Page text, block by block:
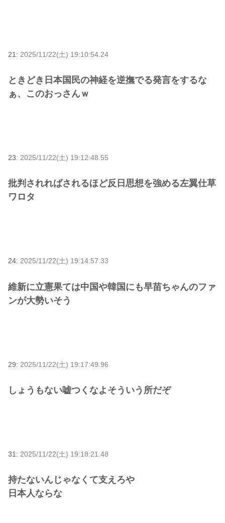
21: 2025/11/22(土) 19:10:54.24
ときどき日本国民の神経を逆撫でる発言をするな
ぁ、このおっさんｗ
23: 2025/11/22(土) 19:12:48.55
批判されればされるほど反日思想を強める左翼仕草
ワロタ
24: 2025/11/22(土) 19:14:57.33
維新に立憲果ては中国や韓国にも早苗ちゃんのファ
ンが大勢いそう
29: 2025/11/22(土) 19:17:49.96
しょうもない嘘つくなよそういう所だぞ
31: 2025/11/22(土) 19:18:21.48
持たないんじゃなくて支えろや
日本人ならな